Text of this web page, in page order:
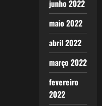
junho 2022
maio 2022
abril 2022
março 2022
fevereiro
2022